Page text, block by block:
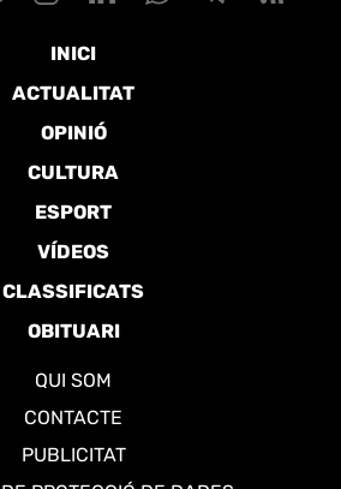
INICI
ACTUALITAT
OPINIÓ
CULTURA
ESPORT
VÍDEOS
CLASSIFICATS
OBITUARI
QUI SOM
CONTACTE
PUBLICITAT